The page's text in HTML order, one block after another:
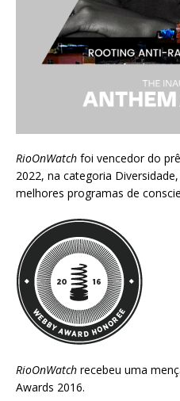
RioOnWatch foi vencedor do
2022, na categoria
melhores programas de
RioOnWatch recebeu uma
Awards 2016.